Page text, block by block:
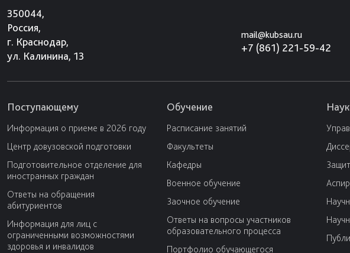
350044,
Россия,
г. Краснодар,
ул. Калинина, 13
mail@kubsau.ru
+7 (861) 221-59-42
Поступающему
Информация о приеме в 2026 году
Центр довузовской подготовки
Подготовительное отделение для
иностранных граждан
Ответы на обращения
абитуриентов
Информация для лиц с
ограниченными возможностями
здоровья и инвалидов
Обучение
Расписание занятий
Факультеты
Кафедры
Военное обучение
Заочное обучение
Ответы на вопросы участников
образовательного процесса
Портфолио обучающегося